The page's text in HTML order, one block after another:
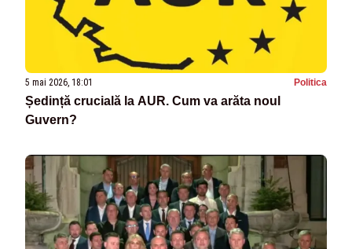
5 mai 2026, 18:01 Politica
Ședință crucială la AUR. Cum va arăta noul
Guvern?